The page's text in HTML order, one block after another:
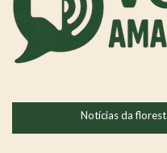
Notícias da